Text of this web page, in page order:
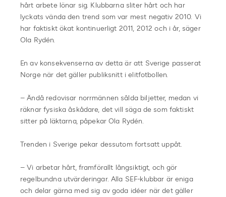
hårt arbete lönar sig. Klubbarna sliter hårt och har
lyckats vända den trend som var mest negativ 2010. Vi
har faktiskt ökat kontinuerligt 2011, 2012 och i år, säger
Ola Rydén.
En av konsekvenserna av detta är att Sverige passerat
Norge när det gäller publiksnitt i elitfotbollen.
– Ändå redovisar norrmännen sålda biljetter, medan vi
räknar fysiska åskådare, det vill säga de som faktiskt
sitter på läktarna, påpekar Ola Rydén.
Trenden i Sverige pekar dessutom fortsatt uppåt.
– Vi arbetar hårt, framförallt långsiktigt, och gör
regelbundna utvärderingar. Alla SEF-klubbar är eniga
och delar gärna med sig av goda idéer när det gäller